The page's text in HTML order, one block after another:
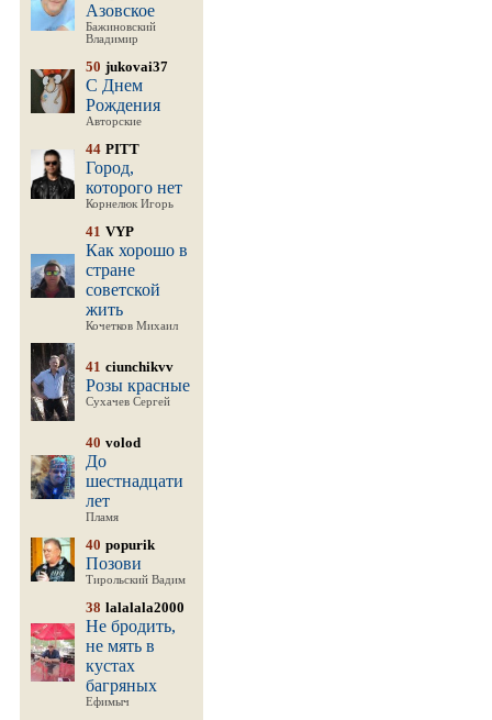
Азовское
Бажиновский
Владимир
50 jukovai37
С Днем
Рождения
Авторские
44 PITT
Город,
которого нет
Корнелюк Игорь
41 VYP
Как хорошо в
стране
советской
жить
Кочетков Михаил
41 ciunchikvv
Розы красные
Сухачев Сергей
40 volod
До
шестнадцати
лет
Пламя
40 popurik
Позови
Тирольский Вадим
38 lalalala2000
Не бродить,
не мять в
кустах
багряных
Ефимыч